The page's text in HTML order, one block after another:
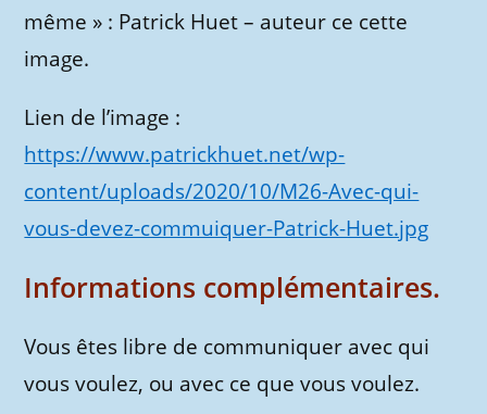
même » : Patrick Huet – auteur ce cette
image.
Lien de l’image :
https://www.patrickhuet.net/wp-
content/uploads/2020/10/M26-Avec-qui-
vous-devez-commuiquer-Patrick-Huet.jpg
Informations complémentaires.
Vous êtes libre de communiquer avec qui
vous voulez, ou avec ce que vous voulez.